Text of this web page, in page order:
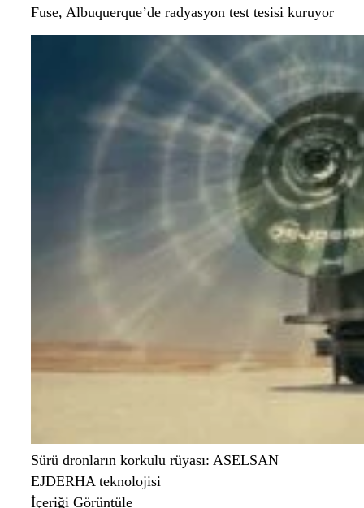
Fuse, Albuquerque’de radyasyon test tesisi kuruyor
Sürü dronların korkulu rüyası: ASELSAN
EJDERHA teknolojisi
İçeriği Görüntüle